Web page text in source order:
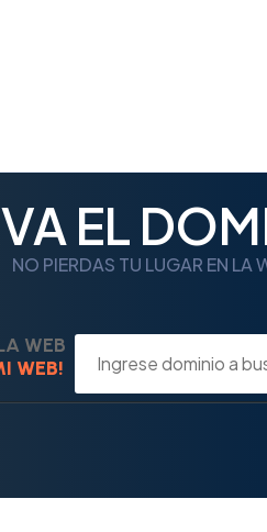
EL
NO PIERDAS TU LUGAR EN LA
WEB
WEB!